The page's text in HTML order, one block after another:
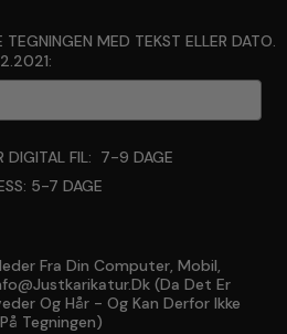
MED TEKST ELLER DATO.
DIGITAL FIL: 7-9 DAGE
5-7 DAGE
Fra Din Computer, Mobil,
(da Det Er
Og Hår - Og Kan Derfor Ikke
Tegningen)